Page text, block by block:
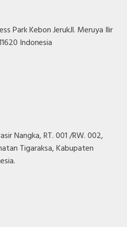
Park Kebon JerukJl. Meruya Ilir
Indonesia
Nangka, RT. 001 /RW. 002,
Tigaraksa, Kabupaten